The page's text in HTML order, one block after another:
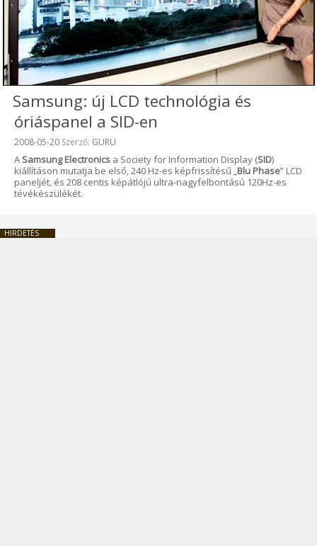
Samsung: új LCD technológia és
óriáspanel a SID-en
Beküldve:
2008-05-20 Szerző: GURU
A Samsung Electronics a Society for Information Display (SID)
kiállításon mutatja be első, 240 Hz-es képfrissítésű „ Blu Phase” LCD
paneljét, és 208 centis képátlójú ultra-nagyfelbontású 120Hz-es
tévékészülékét.
HIRDETÉS